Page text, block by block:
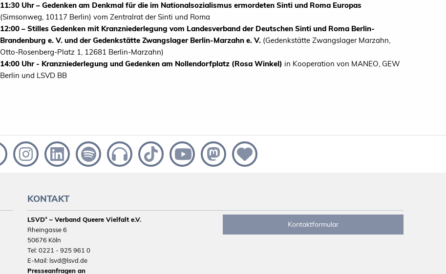
11:30 Uhr – Gedenken am Denkmal für die im Nationalsozialismus ermordeten Sinti und Roma Europas
(Simsonweg, 10117 Berlin) vom Zentralrat der Sinti und Roma
12:00 – Stilles Gedenken mit Kranzniederlegung vom Landesverband der Deutschen Sinti und Roma Berlin-
Brandenburg e. V. und der Gedenkstätte Zwangslager Berlin-Marzahn e. V. (Gedenkstätte Zwangslager Marzahn,
Otto-Rosenberg-Platz 1, 12681 Berlin-Marzahn)
14:00 Uhr - Kranzniederlegung und Gedenken am Nollendorfplatz (Rosa Winkel) in Kooperation von MANEO, GEW
Berlin und LSVD BB
KONTAKT
LSVD⁺ – Verband Queere Vielfalt e.V.
Rheingasse 6
50676 Köln
Tel: 0221 - 925 961 0
E-Mail: lsvd@lsvd.de
Presseanfragen an
Kontaktformular